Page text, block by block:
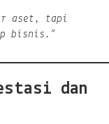
aset, tapi
bisnis.”
dan